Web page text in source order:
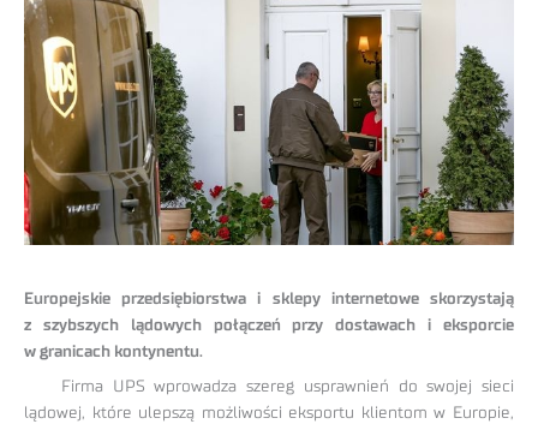
Europejskie przedsiębiorstwa i sklepy internetowe skorzystają
z szybszych lądowych połączeń przy dostawach i eksporcie
w granicach kontynentu.
Firma UPS wprowadza szereg usprawnień do swojej sieci
lądowej, które ulepszą możliwości eksportu klientom w Europie,